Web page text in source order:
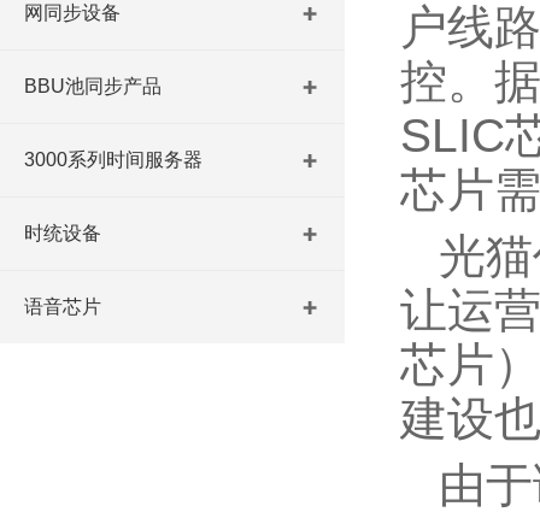
网同步设备
BBU池同步产品
3000系列时间服务器
时统设备
语音芯片
户线
控。
SLIC
芯片
光
让运
芯片
建设
由